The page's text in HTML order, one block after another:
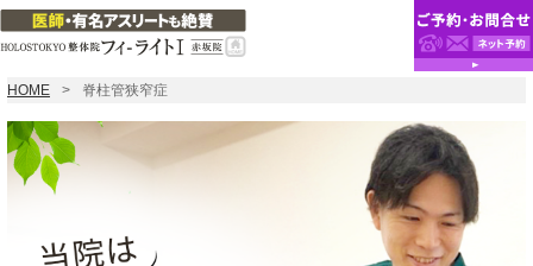
HOME 脊柱管狭窄症